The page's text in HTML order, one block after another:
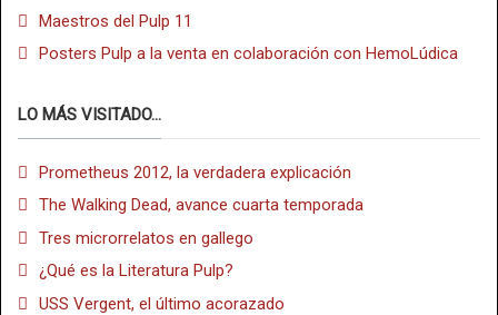
Maestros del Pulp 11
Posters Pulp a la venta en colaboración con HemoLúdica
LO MÁS VISITADO...
Prometheus 2012, la verdadera explicación
The Walking Dead, avance cuarta temporada
Tres microrrelatos en gallego
¿Qué es la Literatura Pulp?
USS Vergent, el último acorazado